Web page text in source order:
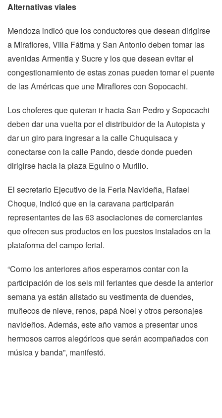
Alternativas viales
Mendoza indicó que los conductores que desean dirigirse
a Miraflores, Villa Fátima y San Antonio deben tomar las
avenidas Armentia y Sucre y los que desean evitar el
congestionamiento de estas zonas pueden tomar el puente
de las Américas que une Miraflores con Sopocachi.
Los choferes que quieran ir hacia San Pedro y Sopocachi
deben dar una vuelta por el distribuidor de la Autopista y
dar un giro para ingresar a la calle Chuquisaca y
conectarse con la calle Pando, desde donde pueden
dirigirse hacia la plaza Eguino o Murillo.
El secretario Ejecutivo de la Feria Navideña, Rafael
Choque, indicó que en la caravana participarán
representantes de las 63 asociaciones de comerciantes
que ofrecen sus productos en los puestos instalados en la
plataforma del campo ferial.
“Como los anteriores años esperamos contar con la
participación de los seis mil feriantes que desde la anterior
semana ya están alistado su vestimenta de duendes,
muñecos de nieve, renos, papá Noel y otros personajes
navideños. Además, este año vamos a presentar unos
hermosos carros alegóricos que serán acompañados con
música y banda”, manifestó.